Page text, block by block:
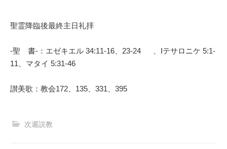
聖霊降臨後最終主日礼拝
-聖 書-：エゼキエル 34:11-16、23-24 、Iテサロニケ 5:1-
11、マタイ 5:31-46
讃美歌：教会172、135、331、395
次週説教